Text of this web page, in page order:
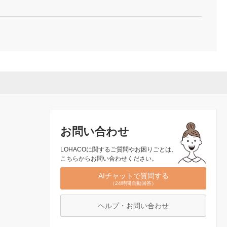
お問い合わせ
LOHACOに関するご質問やお困りごとは、
こちらからお問い合わせください。
AIチャットで質問する
（24時間自動回答）
ヘルプ・お問い合わせ